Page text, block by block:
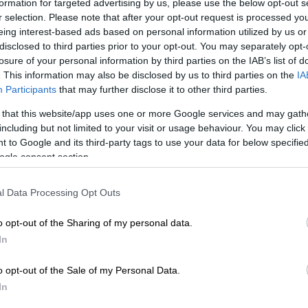
for targeted advertising by us, please use the below opt-out
selection. Please note that after your opt-out request is processed
interest-based ads based on personal information utilized by us
to third parties prior to your opt-out. You may separately
of your personal information by third parties on the IAB’s list of
This information may also be disclosed by us to third parties on the
Participants that may further disclose it to other third parties.
that this website/app uses one or more Google services and may
but not limited to your visit or usage behaviour. You may
to Google and its third-party tags to use your data for below
consent section.
Data Processing Opt Outs
opt-out of the Sharing of my personal data.
opt-out of the Sale of my Personal Data.
Agostini/Invision/AP)
το ΕΘΝΟΣ στη Google
πορείας τόσο στην προσωπική τους
(Marion Cotillard)και οΓκιγιόμ
δήλωση που απέστειλε από το στενό
Ειδήσεων (AFP), όπου υπογραμμίζεται
πνεύμα αμοιβαίας κατανόησης